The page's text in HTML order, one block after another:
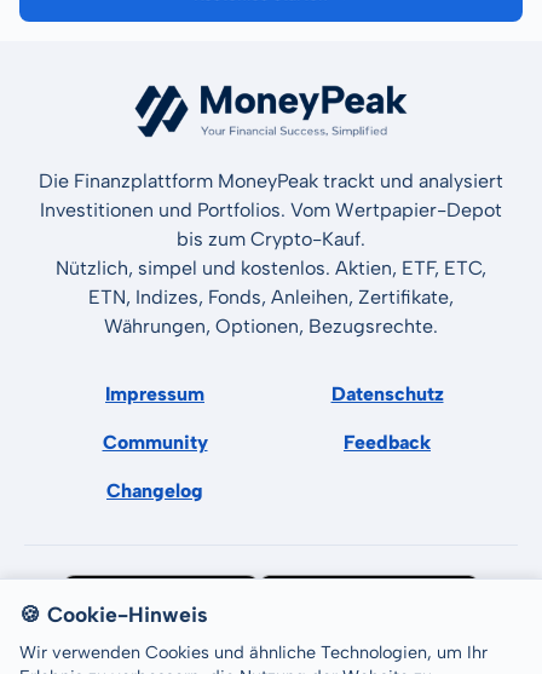
Die Finanzplattform MoneyPeak trackt und analysiert
Investitionen und Portfolios. Vom Wertpapier-Depot
bis zum Crypto-Kauf.
Nützlich, simpel und kostenlos. Aktien, ETF, ETC,
ETN, Indizes, Fonds, Anleihen, Zertifikate,
Währungen, Optionen, Bezugsrechte.
Impressum Datenschutz
Community Feedback
Changelog
🍪 Cookie-Hinweis
Wir verwenden Cookies und ähnliche Technologien, um Ihr